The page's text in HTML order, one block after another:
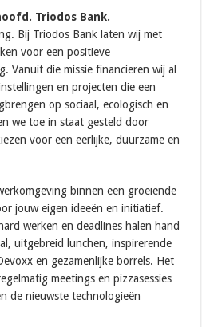
Triodos Bank.
Bij Triodos Bank laten wij met
voor een positieve
Vanuit die missie financieren wij al
en projecten die een
op sociaal, ecologisch en
we toe in staat gesteld door
voor een eerlijke, duurzame en
binnen een groeiende
jouw eigen ideeën en initiatief.
werken en deadlines halen hand
uitgebreid lunchen, inspirerende
en gezamenlijke borrels. Het
meetings en pizzasessies
de nieuwste technologieën